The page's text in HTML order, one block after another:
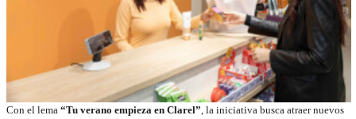
Con el lema “Tu verano empieza en Clarel”, la iniciativa busca atraer nuevos